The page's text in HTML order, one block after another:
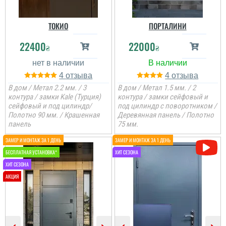
ТОКИО
22400₴
4
В дом / Метал 2.2 мм. / 3
контура / замки Kale (Турция)
сейфовый и под цилиндр/
Полотно 90 мм. / Крашенная
панель
ПОРТАЛИНИ
22000₴
4
В дом / Метал 1.5 мм. / 2
контура / замки сейфовый и
под цилиндр с поворотником /
Деревянная панель / Полотно
75 мм.